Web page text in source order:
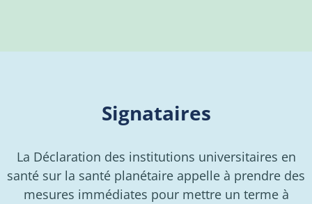
Signataires
La Déclaration des institutions universitaires en
santé sur la santé planétaire appelle à prendre des
mesures immédiates pour mettre un terme à